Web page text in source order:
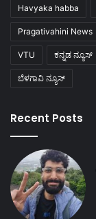
Havyaka habba
Pragativahini News
VTU ಕನ್ನಡ ನ್ಯೂಸ್
ಬೆಳಗಾವಿ ನ್ಯೂಸ್
Recent Posts